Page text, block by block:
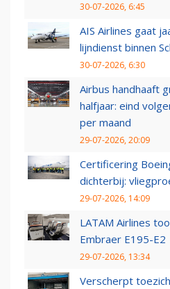
30-07-2026, 6:45
AIS Airlines gaat
lijndienst binnen
30-07-2026, 6:30
Airbus handhaaft
halfjaar: eind
per maand
29-07-2026, 20:09
Certificering
dichterbij:
29-07-2026, 14:09
LATAM Airlines
Embraer E195-E2
29-07-2026, 13:34
Verscherpt